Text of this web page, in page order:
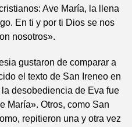
Ave María, la llena
En ti y por ti Dios se nos
nosotros».
gustaron de comparar a
el texto de San Ireneo en
desobediencia de Eva fue
María». Otros, como San
repitieron una y otra vez